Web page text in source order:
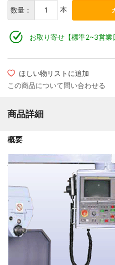
数量： 本
お取り寄せ【標準2~3営
ほしい物リストに追加
この商品について問い合わせる
商品詳細
概要